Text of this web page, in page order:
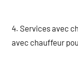
4. Services avec
avec chauffeur